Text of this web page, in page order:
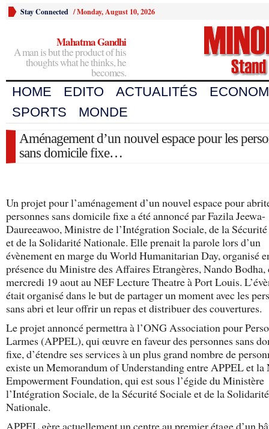
Stay Connected /Monday, August 10, 2026
Mahatma Gandhi
A man is but the product of his
thoughts what he thinks, he
becomes.
HOME EDITO ACTUALITÉS
SPORTS
MONDE
Aménagement d’un nouvel espace pour les
sans domicile fixe…
Un projet pour l’aménagement d’un nouvel espace pour
personnes sans domicile fixe a été annoncé par Fazila Jeewa-
Daureeawoo, Ministre de l’Intégration Sociale, de la
et de la Solidarité Nationale. Elle prenait la parole lors d’un
évènement en marge du World Humanitarian Day, organisé
présence du Ministre des Affaires Etrangères, Nando Bodha,
mercredi 19 aout au NEF Lecture Theatre à Port Louis.
était organisé dans le but de partager un moment avec les
sans abri et leur offrir un repas et distribuer des couvertures.
Le projet annoncé permettra à l’ONG Association pour
Larmes (APPEL), qui œuvre en faveur des personnes sans
fixe, d’étendre ses services à un plus grand nombre de
existe un Memorandum of Understanding entre APPEL et la
Empowerment Foundation, qui est sous l’égide du Ministère
l’Intégration Sociale, de la Sécurité Sociale et de la Solidarité
Nationale.
APPEL gère actuellement un centre au premier étage d’un